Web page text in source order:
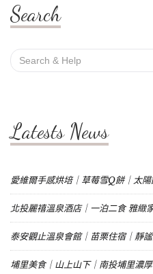
Search
Search
for:
Latests News
愛維爾手感烘培｜草莓雪Q餅｜太陽
北投麗禧溫泉酒店｜一泊二食 雅緻
泰安觀止溫泉會館｜苗栗住宿｜靜
埔里美食｜山上山下｜南投埔里濃